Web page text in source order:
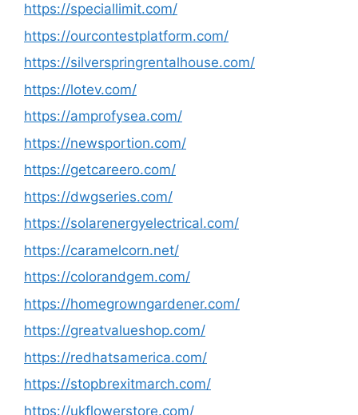
https://speciallimit.com/
https://ourcontestplatform.com/
https://silverspringrentalhouse.com/
https://lotev.com/
https://amprofysea.com/
https://newsportion.com/
https://getcareero.com/
https://dwgseries.com/
https://solarenergyelectrical.com/
https://caramelcorn.net/
https://colorandgem.com/
https://homegrowngardener.com/
https://greatvalueshop.com/
https://redhatsamerica.com/
https://stopbrexitmarch.com/
https://ukflowerstore.com/